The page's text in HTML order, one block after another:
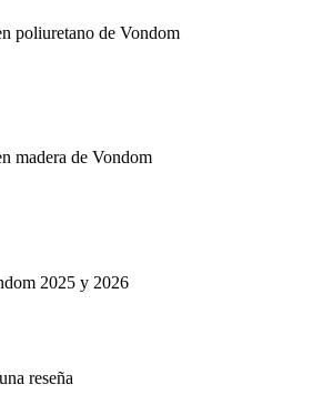
poliuretano de Vondom
madera de Vondom
2025 y 2026
reseña